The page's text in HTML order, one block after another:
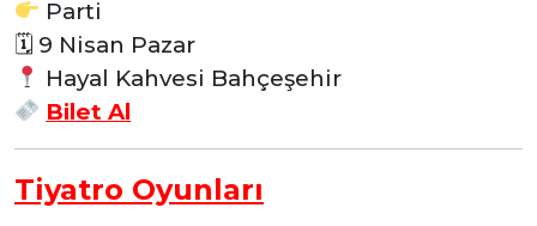
Parti
🗓 9 Nisan Pazar
Hayal Kahvesi Bahçeşehir
Bilet Al
Tiyatro Oyunları